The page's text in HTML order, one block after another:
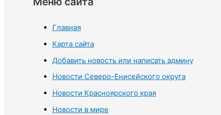
Главная
Карта сайта
Добавить новость или написать админу
Новости Северо-Енисейского округа
Новости Красноярского края
Новости в мире